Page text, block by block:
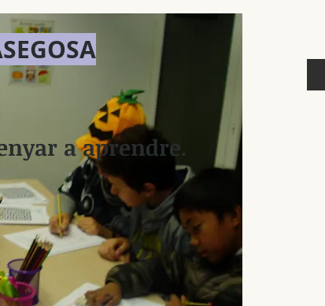
a aprendre.